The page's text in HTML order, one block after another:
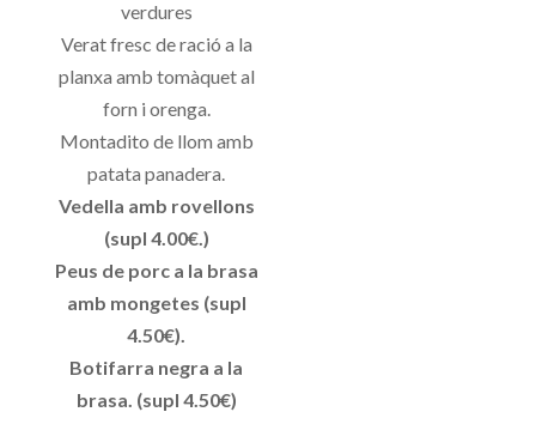
verdures
Verat fresc de ració a la
planxa amb tomàquet al
forn i orenga.
Montadito de llom amb
patata panadera.
Vedella amb rovellons
(supl 4.00€.)
Peus de porc a la brasa
amb mongetes (supl
4.50€).
Botifarra negra a la
brasa. (supl 4.50€)